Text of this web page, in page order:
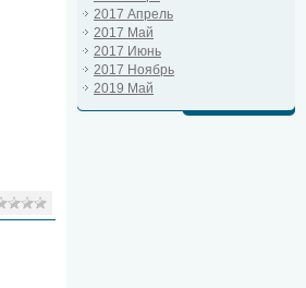
2017 Апрель
2017 Май
2017 Июнь
2017 Ноябрь
2019 Май